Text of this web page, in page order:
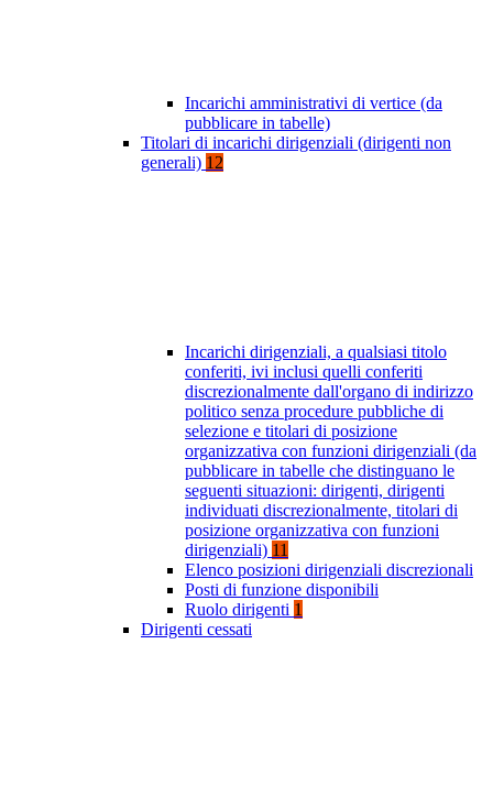
Incarichi amministrativi di vertice (da
pubblicare in tabelle)
Titolari di incarichi dirigenziali (dirigenti non
generali) 12
Incarichi dirigenziali, a qualsiasi titolo
conferiti, ivi inclusi quelli conferiti
discrezionalmente dall'organo di indirizzo
politico senza procedure pubbliche di
selezione e titolari di posizione
organizzativa con funzioni dirigenziali (da
pubblicare in tabelle che distinguano le
seguenti situazioni: dirigenti, dirigenti
individuati discrezionalmente, titolari di
posizione organizzativa con funzioni
dirigenziali) 11
Elenco posizioni dirigenziali discrezionali
Posti di funzione disponibili
Ruolo dirigenti 1
Dirigenti cessati